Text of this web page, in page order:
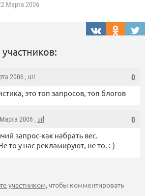
Марта 2006
0
2006 , url
это топ запросов, топ блогов
0
2006 , url
запрос-как набрать вес.
то у нас рекламируют, не то. :-)
участником, чтобы комментировать